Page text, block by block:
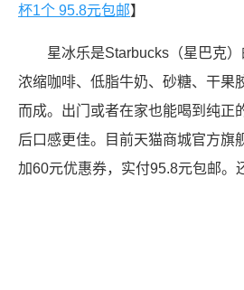
杯1个 95.8元包邮】
星冰乐是Starbucks（星巴克
浓缩咖啡、低脂牛奶、砂糖、干果
而成。出门或者在家也能喝到纯正
后口感更佳。目前天猫商城官方旗
加60元优惠券，实付95.8元包邮。